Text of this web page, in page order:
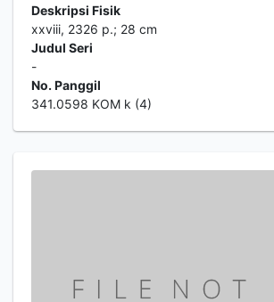
Deskripsi Fisik
xxviii, 2326 p.; 28 cm
Judul Seri
-
No. Panggil
341.0598 KOM k (4)